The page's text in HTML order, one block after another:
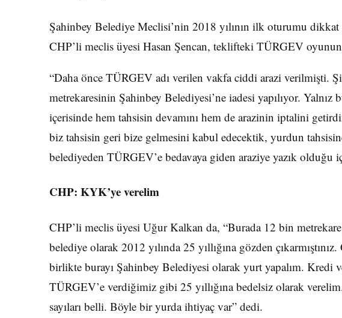
Şahinbey Belediye Meclisi’nin 2018 yılının ilk oturumu dikkat
CHP’li meclis üyesi Hasan Şencan, teklifteki TÜRGEV
“Daha önce TÜRGEV adı verilen vakfa ciddi arazi verilmişti.
metrekaresinin Şahinbey Belediyesi’ne iadesi yapılıyor. Yalnız
içerisinde hem tahsisin devamını hem de arazinin iptalini
biz tahsisin geri bize gelmesini kabul edecektik, yurdun
belediyeden TÜRGEV’e bedavaya giden araziye yazık olduğu
CHP: KYK’ye verelim
CHP’li meclis üyesi Uğur Kalkan da, “Burada 12 bin
belediye olarak 2012 yılında 25 yıllığına gözden
birlikte burayı Şahinbey Belediyesi olarak yurt yapalım. Kredi
TÜRGEV’e verdiğimiz gibi 25 yıllığına bedelsiz olarak
sayıları belli. Böyle bir yurda ihtiyaç var” dedi.